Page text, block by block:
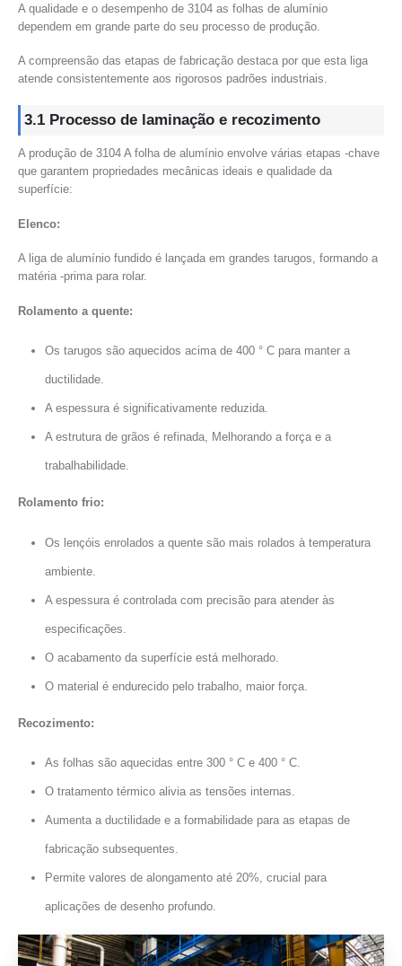
A qualidade e o desempenho de 3104 as folhas de alumínio
dependem em grande parte do seu processo de produção.
A compreensão das etapas de fabricação destaca por que esta liga
atende consistentemente aos rigorosos padrões industriais.
3.1 Processo de laminação e recozimento
A produção de 3104 A folha de alumínio envolve várias etapas -chave
que garantem propriedades mecânicas ideais e qualidade da
superfície:
Elenco:
A liga de alumínio fundido é lançada em grandes tarugos, formando a
matéria -prima para rolar.
Rolamento a quente:
Os tarugos são aquecidos acima de 400 ° C para manter a
ductilidade.
A espessura é significativamente reduzida.
A estrutura de grãos é refinada, Melhorando a força e a
trabalhabilidade.
Rolamento frio:
Os lençóis enrolados a quente são mais rolados à temperatura
ambiente.
A espessura é controlada com precisão para atender às
especificações.
O acabamento da superfície está melhorado.
O material é endurecido pelo trabalho, maior força.
Recozimento:
As folhas são aquecidas entre 300 ° C e 400 ° C.
O tratamento térmico alivia as tensões internas.
Aumenta a ductilidade e a formabilidade para as etapas de
fabricação subsequentes.
Permite valores de alongamento até 20%, crucial para
aplicações de desenho profundo.